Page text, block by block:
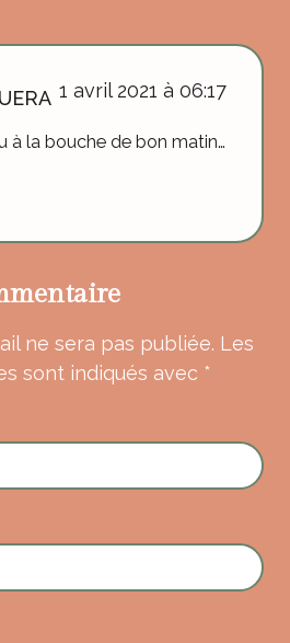
1 avril 2021 à 06:17
à la bouche de bon matin…
ne sera pas publiée. Les
sont indiqués avec *